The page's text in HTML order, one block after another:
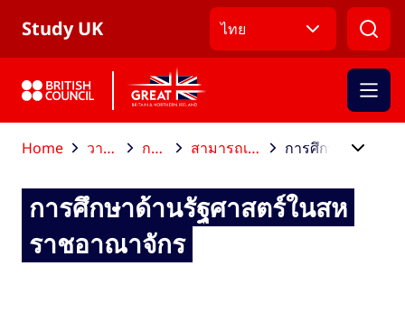
Study UK ไทย
Home วางแผนการศึกษาต่อ การเลือกหลักสูตร สามารถเลือกศึกษาสาขาวิชาใดได้บ้าง การศึกษาด้านรัฐศาสตร์ในสหราชอาณาจักร
การศึกษาด้านรัฐศาสตร์ในสห
ราชอาณาจักร